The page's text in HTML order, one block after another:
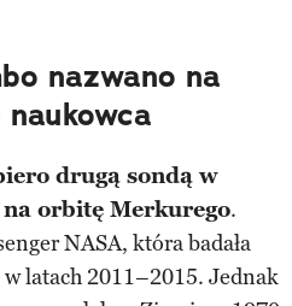
nazwano na
drugą sondą w
orbitę Merkurego.
NASA, która badała
latach 2011–2015. Jednak